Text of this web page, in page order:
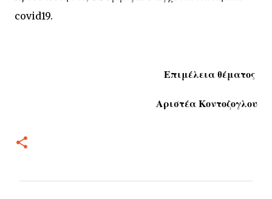
covid19.
Επιμέλεια θέματος
Αριστέα Κοντοζογλου